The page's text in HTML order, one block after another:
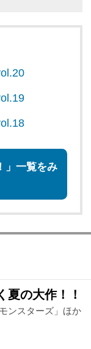
」一覧をみ
夏の大作！！
ンスターズ」ほか